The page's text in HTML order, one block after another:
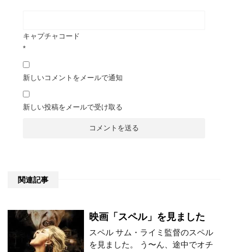
キャプチャコード
*
新しいコメントをメールで通知
新しい投稿をメールで受け取る
関連記事
映画「スペル」を見ました
スペル サム・ライミ監督のスペル
を見ました。 う〜ん、途中でオチ